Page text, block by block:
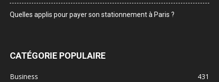
Quelles applis pour payer son stationnement à Paris ?
CATÉGORIE POPULAIRE
Business
431